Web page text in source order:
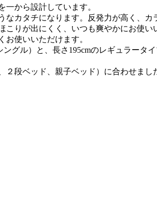
一から設計しています。
カタチになります。反発力が高く、
りが出にくく、いつも爽やかにお使い
お使いいただけます。
グル）と、長さ195cmのレギュラー
段ベッド、親子ベッド）に合わせまし